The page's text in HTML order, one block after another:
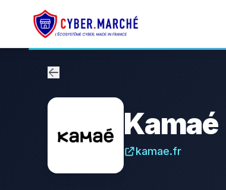
Kamaé
kamae.fr